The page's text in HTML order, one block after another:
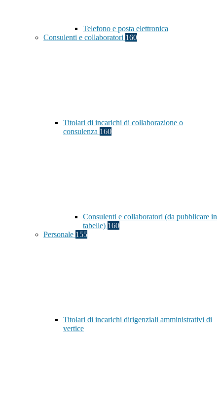
Telefono e posta elettronica
Consulenti e collaboratori 160
Titolari di incarichi di collaborazione o
consulenza 160
Consulenti e collaboratori (da pubblicare in
tabelle) 160
Personale 155
Titolari di incarichi dirigenziali amministrativi di
vertice